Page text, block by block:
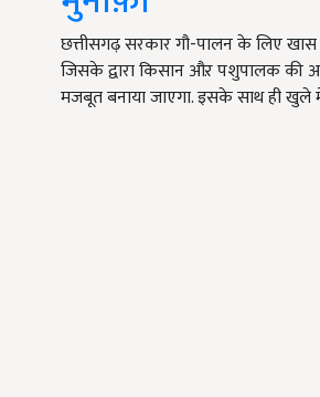
छत्तीसगढ़ सरकार गौ-पालन के लिए
जिसके द्वारा किसान औऱ पशुपालक की
मजबूत बनाया जाएगा. इसके साथ ही खुले